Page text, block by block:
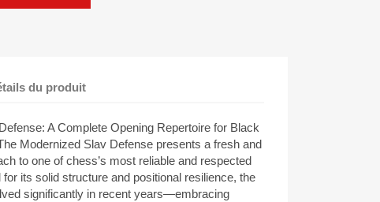
du produit
A Complete Opening Repertoire for Black
Modernized Slav Defense presents a fresh and
to one of chess’s most reliable and respected
its solid structure and positional resilience, the
significantly in recent years—embracing